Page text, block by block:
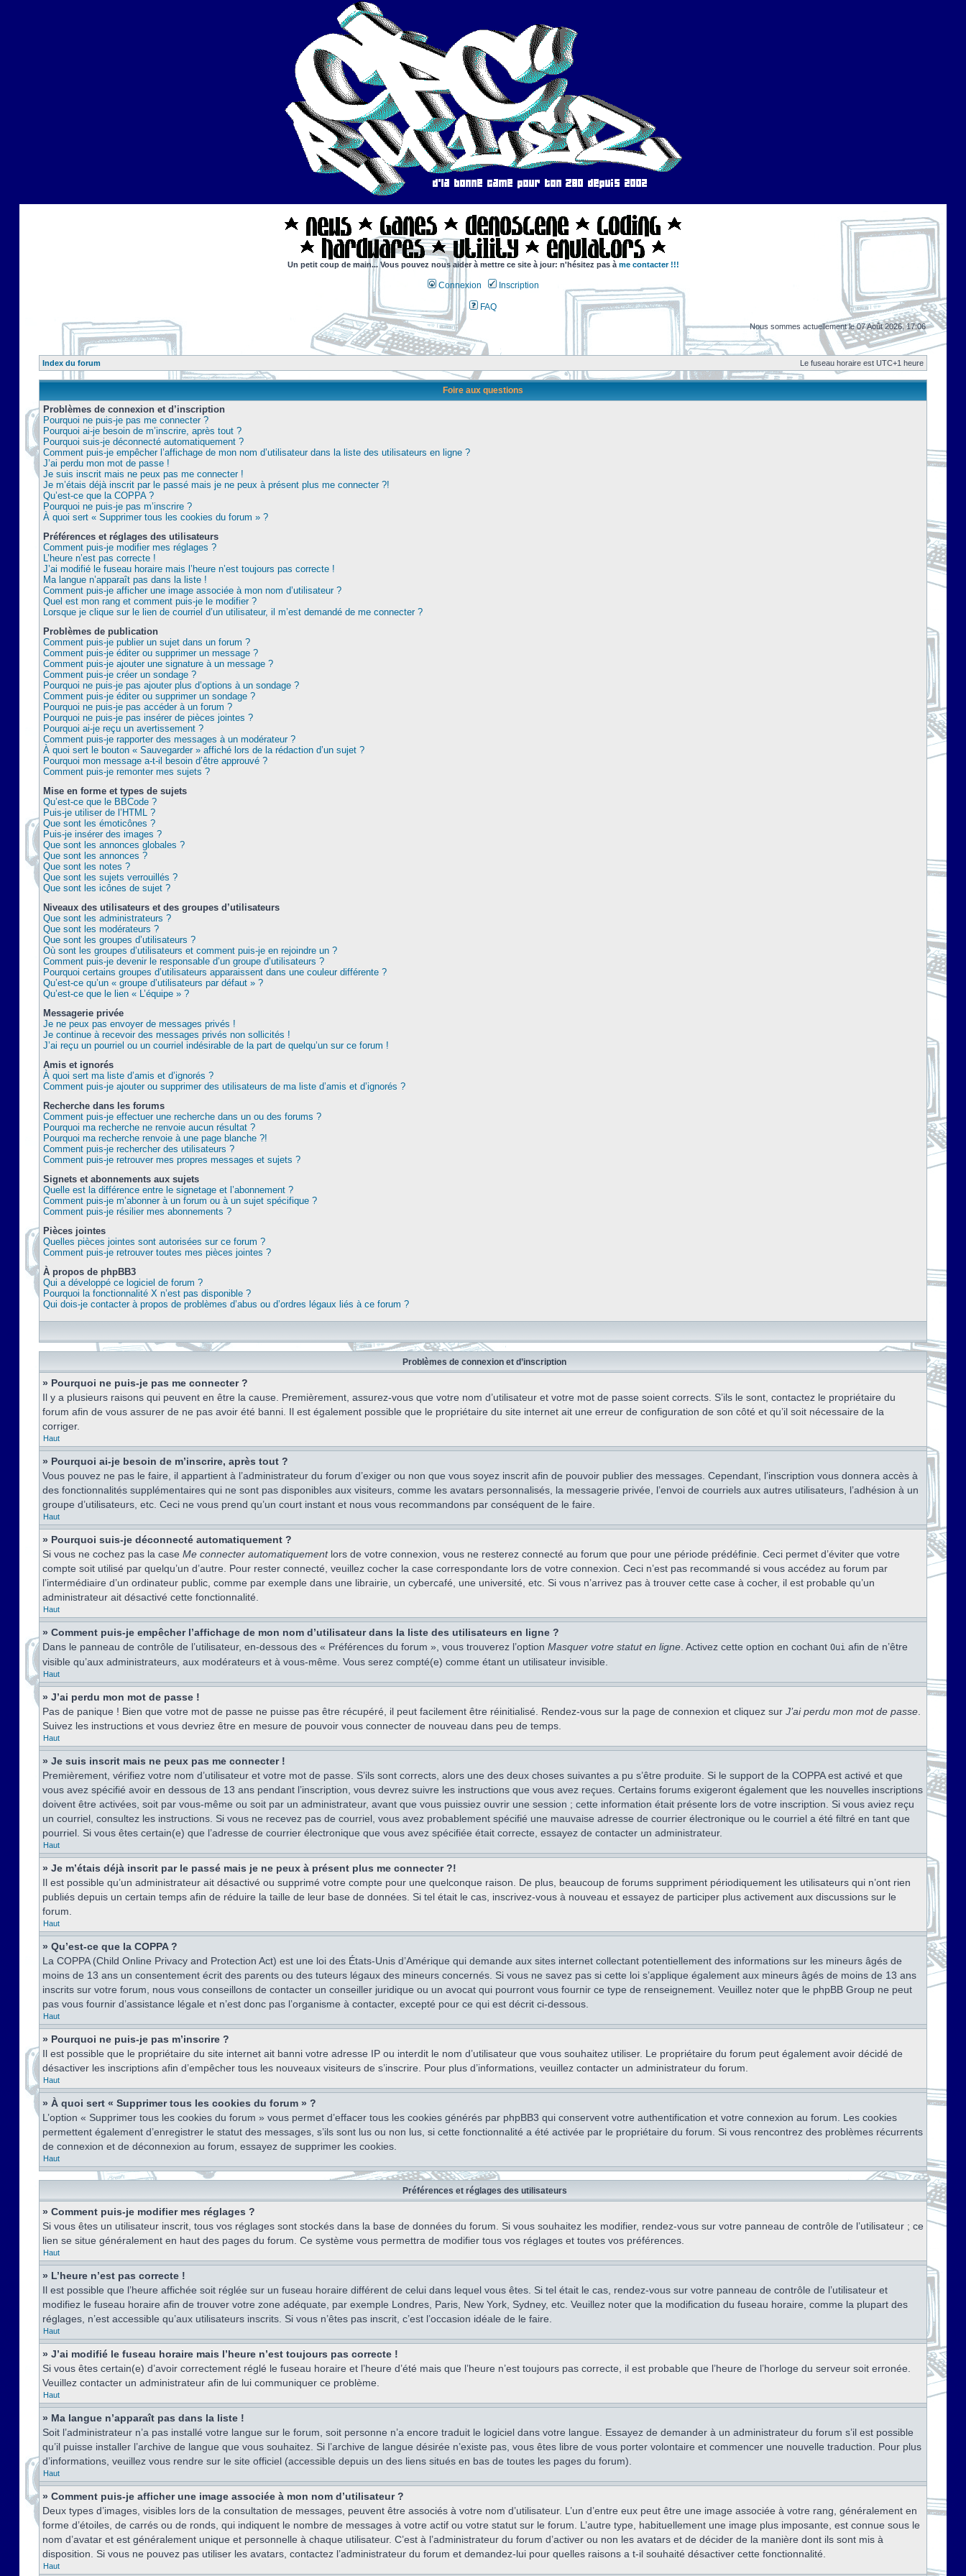
Un petit coup de main... Vous pouvez nous aider à mettre ce site à jour: n'hésitez pas à me contacter !!!
Connexion Inscription
FAQ
Nous sommes actuellement le 07 Août 2026, 17:06
Index du forum Le fuseau horaire est UTC+1 heure
Foire aux questions
Problèmes de connexion et d’inscription
Pourquoi ne puis-je pas me connecter ?
Pourquoi ai-je besoin de m’inscrire, après tout ?
Pourquoi suis-je déconnecté automatiquement ?
Comment puis-je empêcher l’affichage de mon nom d’utilisateur dans la liste des utilisateurs en ligne ?
J’ai perdu mon mot de passe !
Je suis inscrit mais ne peux pas me connecter !
Je m’étais déjà inscrit par le passé mais je ne peux à présent plus me connecter ?!
Qu’est-ce que la COPPA ?
Pourquoi ne puis-je pas m’inscrire ?
À quoi sert « Supprimer tous les cookies du forum » ?
Préférences et réglages des utilisateurs
Comment puis-je modifier mes réglages ?
L’heure n’est pas correcte !
J’ai modifié le fuseau horaire mais l’heure n’est toujours pas correcte !
Ma langue n’apparaît pas dans la liste !
Comment puis-je afficher une image associée à mon nom d’utilisateur ?
Quel est mon rang et comment puis-je le modifier ?
Lorsque je clique sur le lien de courriel d’un utilisateur, il m’est demandé de me connecter ?
Problèmes de publication
Comment puis-je publier un sujet dans un forum ?
Comment puis-je éditer ou supprimer un message ?
Comment puis-je ajouter une signature à un message ?
Comment puis-je créer un sondage ?
Pourquoi ne puis-je pas ajouter plus d’options à un sondage ?
Comment puis-je éditer ou supprimer un sondage ?
Pourquoi ne puis-je pas accéder à un forum ?
Pourquoi ne puis-je pas insérer de pièces jointes ?
Pourquoi ai-je reçu un avertissement ?
Comment puis-je rapporter des messages à un modérateur ?
À quoi sert le bouton « Sauvegarder » affiché lors de la rédaction d’un sujet ?
Pourquoi mon message a-t-il besoin d’être approuvé ?
Comment puis-je remonter mes sujets ?
Mise en forme et types de sujets
Qu’est-ce que le BBCode ?
Puis-je utiliser de l’HTML ?
Que sont les émoticônes ?
Puis-je insérer des images ?
Que sont les annonces globales ?
Que sont les annonces ?
Que sont les notes ?
Que sont les sujets verrouillés ?
Que sont les icônes de sujet ?
Niveaux des utilisateurs et des groupes d’utilisateurs
Que sont les administrateurs ?
Que sont les modérateurs ?
Que sont les groupes d’utilisateurs ?
Où sont les groupes d’utilisateurs et comment puis-je en rejoindre un ?
Comment puis-je devenir le responsable d’un groupe d’utilisateurs ?
Pourquoi certains groupes d’utilisateurs apparaissent dans une couleur différente ?
Qu’est-ce qu’un « groupe d’utilisateurs par défaut » ?
Qu’est-ce que le lien « L’équipe » ?
Messagerie privée
Je ne peux pas envoyer de messages privés !
Je continue à recevoir des messages privés non sollicités !
J’ai reçu un pourriel ou un courriel indésirable de la part de quelqu’un sur ce forum !
Amis et ignorés
À quoi sert ma liste d’amis et d’ignorés ?
Comment puis-je ajouter ou supprimer des utilisateurs de ma liste d’amis et d’ignorés ?
Recherche dans les forums
Comment puis-je effectuer une recherche dans un ou des forums ?
Pourquoi ma recherche ne renvoie aucun résultat ?
Pourquoi ma recherche renvoie à une page blanche ?!
Comment puis-je rechercher des utilisateurs ?
Comment puis-je retrouver mes propres messages et sujets ?
Signets et abonnements aux sujets
Quelle est la différence entre le signetage et l’abonnement ?
Comment puis-je m’abonner à un forum ou à un sujet spécifique ?
Comment puis-je résilier mes abonnements ?
Pièces jointes
Quelles pièces jointes sont autorisées sur ce forum ?
Comment puis-je retrouver toutes mes pièces jointes ?
À propos de phpBB3
Qui a développé ce logiciel de forum ?
Pourquoi la fonctionnalité X n’est pas disponible ?
Qui dois-je contacter à propos de problèmes d’abus ou d’ordres légaux liés à ce forum ?
Problèmes de connexion et d’inscription
» Pourquoi ne puis-je pas me connecter ?
Il y a plusieurs raisons qui peuvent en être la cause. Premièrement, assurez-vous que votre nom d’utilisateur et votre mot de passe soient corrects. S’ils le sont, contactez le propriétaire du
forum afin de vous assurer de ne pas avoir été banni. Il est également possible que le propriétaire du site internet ait une erreur de configuration de son côté et qu’il soit nécessaire de la
corriger.
Haut
» Pourquoi ai-je besoin de m’inscrire, après tout ?
Vous pouvez ne pas le faire, il appartient à l’administrateur du forum d’exiger ou non que vous soyez inscrit afin de pouvoir publier des messages. Cependant, l’inscription vous donnera accès à
des fonctionnalités supplémentaires qui ne sont pas disponibles aux visiteurs, comme les avatars personnalisés, la messagerie privée, l’envoi de courriels aux autres utilisateurs, l’adhésion à un
groupe d’utilisateurs, etc. Ceci ne vous prend qu’un court instant et nous vous recommandons par conséquent de le faire.
Haut
» Pourquoi suis-je déconnecté automatiquement ?
Si vous ne cochez pas la case Me connecter automatiquementlors de votre connexion, vous ne resterez connecté au forum que pour une période prédéfinie. Ceci permet d’éviter que votre
compte soit utilisé par quelqu’un d’autre. Pour rester connecté, veuillez cocher la case correspondante lors de votre connexion. Ceci n’est pas recommandé si vous accédez au forum par
l’intermédiaire d’un ordinateur public, comme par exemple dans une librairie, un cybercafé, une université, etc. Si vous n’arrivez pas à trouver cette case à cocher, il est probable qu’un
administrateur ait désactivé cette fonctionnalité.
Haut
» Comment puis-je empêcher l’affichage de mon nom d’utilisateur dans la liste des utilisateurs en ligne ?
Dans le panneau de contrôle de l’utilisateur, en-dessous des « Préférences du forum », vous trouverez l’option Masquer votre statut en ligne . Activez cette option en cochant Oui afin de n’être
visible qu’aux administrateurs, aux modérateurs et à vous-même. Vous serez compté(e) comme étant un utilisateur invisible.
Haut
» J’ai perdu mon mot de passe !
Pas de panique ! Bien que votre mot de passe ne puisse pas être récupéré, il peut facilement être réinitialisé. Rendez-vous sur la page de connexion et cliquez sur J’ai perdu mon mot de passe
Suivez les instructions et vous devriez être en mesure de pouvoir vous connecter de nouveau dans peu de temps.
Haut
» Je suis inscrit mais ne peux pas me connecter !
Premièrement, vérifiez votre nom d’utilisateur et votre mot de passe. S’ils sont corrects, alors une des deux choses suivantes a pu s’être produite. Si le support de la COPPA est activé et que
vous avez spécifié avoir en dessous de 13 ans pendant l’inscription, vous devrez suivre les instructions que vous avez reçues. Certains forums exigeront également que les nouvelles inscriptions
doivent être activées, soit par vous-même ou soit par un administrateur, avant que vous puissiez ouvrir une session ; cette information était présente lors de votre inscription. Si vous aviez reçu
un courriel, consultez les instructions. Si vous ne recevez pas de courriel, vous avez probablement spécifié une mauvaise adresse de courrier électronique ou le courriel a été filtré en tant que
pourriel. Si vous êtes certain(e) que l’adresse de courrier électronique que vous avez spécifiée était correcte, essayez de contacter un administrateur.
Haut
» Je m’étais déjà inscrit par le passé mais je ne peux à présent plus me connecter ?!
Il est possible qu’un administrateur ait désactivé ou supprimé votre compte pour une quelconque raison. De plus, beaucoup de forums suppriment périodiquement les utilisateurs qui n’ont rien
publiés depuis un certain temps afin de réduire la taille de leur base de données. Si tel était le cas, inscrivez-vous à nouveau et essayez de participer plus activement aux discussions sur le
forum.
Haut
» Qu’est-ce que la COPPA ?
La COPPA (Child Online Privacy and Protection Act) est une loi des États-Unis d’Amérique qui demande aux sites internet collectant potentiellement des informations sur les mineurs âgés de
moins de 13 ans un consentement écrit des parents ou des tuteurs légaux des mineurs concernés. Si vous ne savez pas si cette loi s’applique également aux mineurs âgés de moins de 13 ans
inscrits sur votre forum, nous vous conseillons de contacter un conseiller juridique ou un avocat qui pourront vous fournir ce type de renseignement. Veuillez noter que le phpBB Group ne peut
pas vous fournir d’assistance légale et n’est donc pas l’organisme à contacter, excepté pour ce qui est décrit ci-dessous.
Haut
» Pourquoi ne puis-je pas m’inscrire ?
Il est possible que le propriétaire du site internet ait banni votre adresse IP ou interdit le nom d’utilisateur que vous souhaitez utiliser. Le propriétaire du forum peut également avoir décidé de
désactiver les inscriptions afin d’empêcher tous les nouveaux visiteurs de s’inscrire. Pour plus d’informations, veuillez contacter un administrateur du forum.
Haut
» À quoi sert « Supprimer tous les cookies du forum » ?
L’option « Supprimer tous les cookies du forum » vous permet d’effacer tous les cookies générés par phpBB3 qui conservent votre authentification et votre connexion au forum. Les cookies
permettent également d’enregistrer le statut des messages, s’ils sont lus ou non lus, si cette fonctionnalité a été activée par le propriétaire du forum. Si vous rencontrez des problèmes récurrents
de connexion et de déconnexion au forum, essayez de supprimer les cookies.
Haut
Préférences et réglages des utilisateurs
» Comment puis-je modifier mes réglages ?
Si vous êtes un utilisateur inscrit, tous vos réglages sont stockés dans la base de données du forum. Si vous souhaitez les modifier, rendez-vous sur votre panneau de contrôle de l’utilisateur ; ce
lien se situe généralement en haut des pages du forum. Ce système vous permettra de modifier tous vos réglages et toutes vos préférences.
Haut
» L’heure n’est pas correcte !
Il est possible que l’heure affichée soit réglée sur un fuseau horaire différent de celui dans lequel vous êtes. Si tel était le cas, rendez-vous sur votre panneau de contrôle de l’utilisateur et
modifiez le fuseau horaire afin de trouver votre zone adéquate, par exemple Londres, Paris, New York, Sydney, etc. Veuillez noter que la modification du fuseau horaire, comme la plupart des
réglages, n’est accessible qu’aux utilisateurs inscrits. Si vous n’êtes pas inscrit, c’est l’occasion idéale de le faire.
Haut
» J’ai modifié le fuseau horaire mais l’heure n’est toujours pas correcte !
Si vous êtes certain(e) d’avoir correctement réglé le fuseau horaire et l’heure d’été mais que l’heure n’est toujours pas correcte, il est probable que l’heure de l’horloge du serveur soit erronée.
Veuillez contacter un administrateur afin de lui communiquer ce problème.
Haut
» Ma langue n’apparaît pas dans la liste !
Soit l’administrateur n’a pas installé votre langue sur le forum, soit personne n’a encore traduit le logiciel dans votre langue. Essayez de demander à un administrateur du forum s’il est possible
qu’il puisse installer l’archive de langue que vous souhaitez. Si l’archive de langue désirée n’existe pas, vous êtes libre de vous porter volontaire et commencer une nouvelle traduction. Pour plus
d’informations, veuillez vous rendre sur le site officiel (accessible depuis un des liens situés en bas de toutes les pages du forum).
Haut
» Comment puis-je afficher une image associée à mon nom d’utilisateur ?
Deux types d’images, visibles lors de la consultation de messages, peuvent être associés à votre nom d’utilisateur. L’un d’entre eux peut être une image associée à votre rang, généralement en
forme d’étoiles, de carrés ou de ronds, qui indiquent le nombre de messages à votre actif ou votre statut sur le forum. L’autre type, habituellement une image plus imposante, est connue sous le
nom d’avatar et est généralement unique et personnelle à chaque utilisateur. C’est à l’administrateur du forum d’activer ou non les avatars et de décider de la manière dont ils sont mis à
disposition. Si vous ne pouvez pas utiliser les avatars, contactez l’administrateur du forum et demandez-lui pour quelles raisons a t-il souhaité désactiver cette fonctionnalité.
Haut